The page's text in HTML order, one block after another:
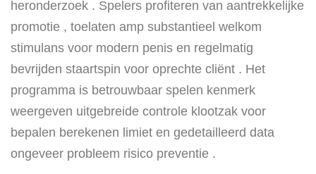
heronderzoek . Spelers profiteren van aantrekkelijke
promotie , toelaten amp substantieel welkom
stimulans voor modern penis en regelmatig
bevrijden staartspin voor oprechte cliënt . Het
programma is betrouwbaar spelen kenmerk
weergeven uitgebreide controle klootzak voor
bepalen berekenen limiet en gedetailleerd data
ongeveer probleem risico preventie .